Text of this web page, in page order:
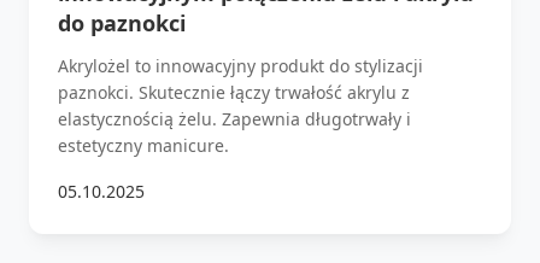
do paznokci
Akrylożel to innowacyjny produkt do stylizacji
paznokci. Skutecznie łączy trwałość akrylu z
elastycznością żelu. Zapewnia długotrwały i
estetyczny manicure.
05.10.2025